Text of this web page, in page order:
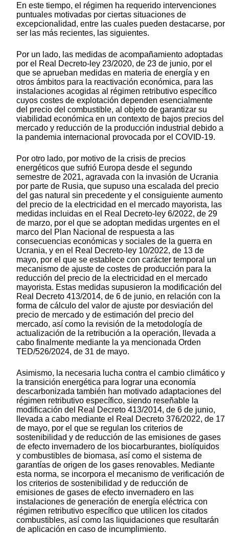
En este tiempo, el régimen ha requerido intervenciones
puntuales motivadas por ciertas situaciones de
excepcionalidad, entre las cuales pueden destacarse, por
ser las más recientes, las siguientes.
Por un lado, las medidas de acompañamiento adoptadas
por el Real Decreto-ley 23/2020, de 23 de junio, por el
que se aprueban medidas en materia de energía y en
otros ámbitos para la reactivación económica, para las
instalaciones acogidas al régimen retributivo específico
cuyos costes de explotación dependen esencialmente
del precio del combustible, al objeto de garantizar su
viabilidad económica en un contexto de bajos precios del
mercado y reducción de la producción industrial debido a
la pandemia internacional provocada por el COVID-19.
Por otro lado, por motivo de la crisis de precios
energéticos que sufrió Europa desde el segundo
semestre de 2021, agravada con la invasión de Ucrania
por parte de Rusia, que supuso una escalada del precio
del gas natural sin precedente y el consiguiente aumento
del precio de la electricidad en el mercado mayorista, las
medidas incluidas en el Real Decreto-ley 6/2022, de 29
de marzo, por el que se adoptan medidas urgentes en el
marco del Plan Nacional de respuesta a las
consecuencias económicas y sociales de la guerra en
Ucrania, y en el Real Decreto-ley 10/2022, de 13 de
mayo, por el que se establece con carácter temporal un
mecanismo de ajuste de costes de producción para la
reducción del precio de la electricidad en el mercado
mayorista. Estas medidas supusieron la modificación del
Real Decreto 413/2014, de 6 de junio, en relación con la
forma de cálculo del valor de ajuste por desviación del
precio de mercado y de estimación del precio del
mercado, así como la revisión de la metodología de
actualización de la retribución a la operación, llevada a
cabo finalmente mediante la ya mencionada Orden
TED/526/2024, de 31 de mayo.
Asimismo, la necesaria lucha contra el cambio climático y
la transición energética para lograr una economía
descarbonizada también han motivado adaptaciones del
régimen retributivo específico, siendo reseñable la
modificación del Real Decreto 413/2014, de 6 de junio,
llevada a cabo mediante el Real Decreto 376/2022, de 17
de mayo, por el que se regulan los criterios de
sostenibilidad y de reducción de las emisiones de gases
de efecto invernadero de los biocarburantes, biolíquidos
y combustibles de biomasa, así como el sistema de
garantías de origen de los gases renovables. Mediante
esta norma, se incorpora el mecanismo de verificación de
los criterios de sostenibilidad y de reducción de
emisiones de gases de efecto invernadero en las
instalaciones de generación de energía eléctrica con
régimen retributivo específico que utilicen los citados
combustibles, así como las liquidaciones que resultarán
de aplicación en caso de incumplimiento.